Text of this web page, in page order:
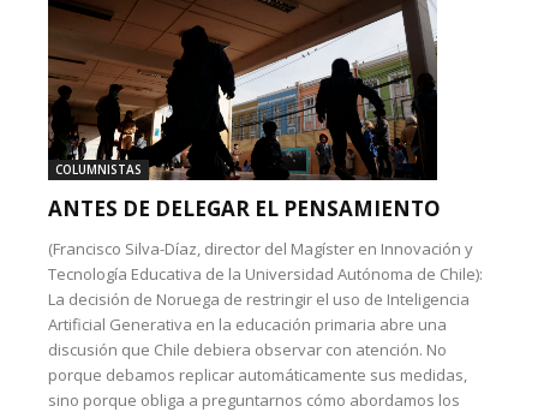
COLUMNISTAS
ANTES DE DELEGAR EL PENSAMIENTO
(Francisco Silva-Díaz, director del Magíster en Innovación y
Tecnología Educativa de la Universidad Autónoma de Chile):
La decisión de Noruega de restringir el uso de Inteligencia
Artificial Generativa en la educación primaria abre una
discusión que Chile debiera observar con atención. No
porque debamos replicar automáticamente sus medidas,
sino porque obliga a preguntarnos cómo abordamos los